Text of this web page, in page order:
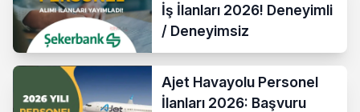
İş İlanları 2026! Deneyimli
/ Deneyimsiz
Ajet Havayolu Personel
İlanları 2026: Başvuru